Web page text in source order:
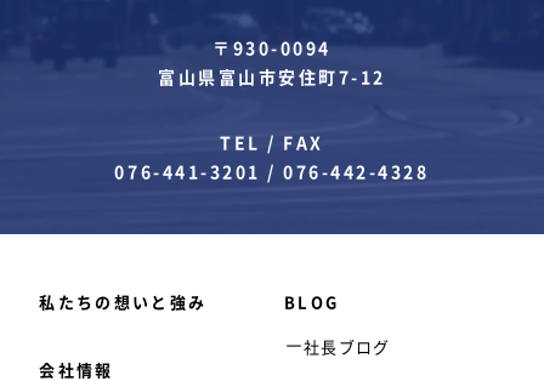
〒930-0094
富山県富山市安住町7-12
TEL / FAX
076-441-3201 /076-442-4328
私たちの想いと強み
会社情報
BLOG
社長ブログ